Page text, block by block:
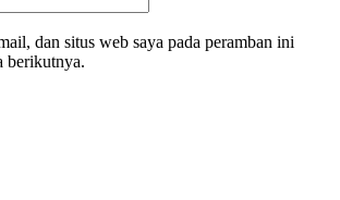
dan situs web saya pada peramban ini
berikutnya.